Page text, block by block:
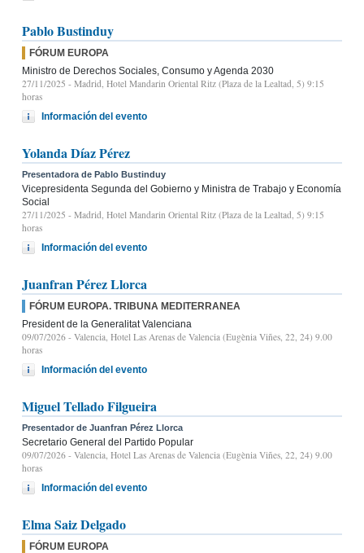
Pablo Bustinduy
FÓRUM EUROPA
Ministro de Derechos Sociales, Consumo y Agenda 2030
27/11/2025 - Madrid, Hotel Mandarin Oriental Ritz (Plaza de la Lealtad, 5) 9:15
horas
Información del evento
Yolanda Díaz Pérez
Presentadora de Pablo Bustinduy
Vicepresidenta Segunda del Gobierno y Ministra de Trabajo y Economía
Social
27/11/2025 - Madrid, Hotel Mandarin Oriental Ritz (Plaza de la Lealtad, 5) 9:15
horas
Información del evento
Juanfran Pérez Llorca
FÓRUM EUROPA. TRIBUNA MEDITERRANEA
President de la Generalitat Valenciana
09/07/2026 - Valencia, Hotel Las Arenas de Valencia (Eugènia Viñes, 22, 24) 9.00
horas
Información del evento
Miguel Tellado Filgueira
Presentador de Juanfran Pérez Llorca
Secretario General del Partido Popular
09/07/2026 - Valencia, Hotel Las Arenas de Valencia (Eugènia Viñes, 22, 24) 9.00
horas
Información del evento
Elma Saiz Delgado
FÓRUM EUROPA